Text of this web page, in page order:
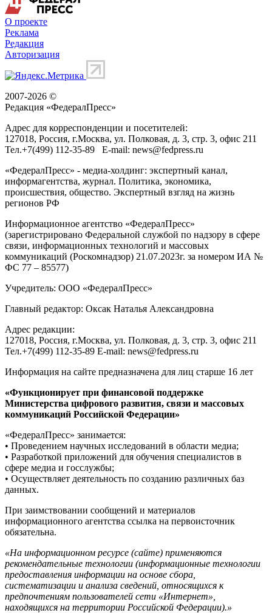
О проекте
Реклама
Редакция
Авторизация
2007-2026 ©
Редакция «ФедералПресс»
Адрес для корреспонденции и посетителей:
127018, Россия, г.Москва, ул. Полковая, д. 3, стр. 3, офис 211
Тел.+7(499) 112-35-89 E-mail: news@fedpress.ru
«ФедералПресс» - медиа-холдинг: экспертный канал,
информагентства, журнал. Политика, экономика,
происшествия, общество. Экспертный взгляд на жизнь
регионов РФ
Информационное агентство «ФедералПресс»
(зарегистрировано Федеральной службой по надзору в сфере
связи, информационных технологий и массовых
коммуникаций (Роскомнадзор) 21.07.2023г. за номером ИА №
ФС 77 – 85577)
Учредитель: ООО «ФедералПресс»
Главный редактор: Оксак Наталья Александровна
Адрес редакции:
127018, Россия, г.Москва, ул. Полковая, д. 3, стр. 3, офис 211
Тел.+7(499) 112-35-89 E-mail: news@fedpress.ru
Информация на сайте предназначена для лиц старше 16 лет
«Функционирует при финансовой поддержке
Министерства цифрового развития, связи и массовых
коммуникаций Российской Федерации»
«ФедералПресс» занимается:
• Проведением научных исследований в области медиа;
• Разработкой приложений для обучения специалистов в
сфере медиа и госслужбы;
• Осуществляет деятельность по созданию различных баз
данных.
При заимствовании сообщений и материалов
информационного агентства ссылка на первоисточник
обязательна.
«На информационном ресурсе (сайте) применяются
рекомендательные технологии (информационные технологии
предоставления информации на основе сбора,
систематизации и анализа сведений, относящихся к
предпочтениям пользователей сети «Интернет»,
находящихся на территории Российской Федерации).»